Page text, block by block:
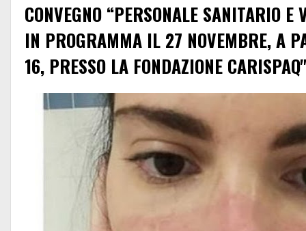
CONVEGNO “PERSONALE SANITARIO E
IN PROGRAMMA IL 27 NOVEMBRE, A
16, PRESSO LA FONDAZIONE CARISPAQ"